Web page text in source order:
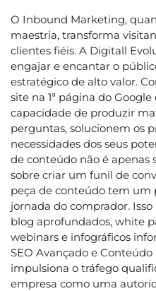
O Inbound Marketing,
maestria, transforma
clientes fiéis. A Digitall
engajar e encantar o
estratégico de alto valor.
site na 1ª página do
capacidade de produzir
perguntas, solucionem os
necessidades dos seus
de conteúdo não é apenas
sobre criar um funil de
peça de conteúdo tem um
jornada do comprador.
blog aprofundados, white
webinars e infográficos
SEO Avançado e
impulsiona o tráfego
empresa como uma